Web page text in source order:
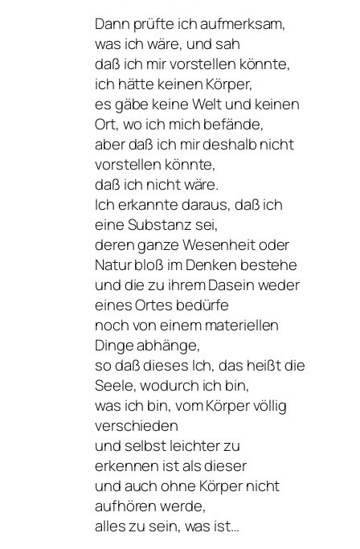
Dann prüfte ich aufmerksam,
was ich wäre, und sah
daß ich mir vorstellen könnte,
ich hätte keinen Körper,
es gäbe keine Welt und keinen
Ort, wo ich mich befände,
aber daß ich mir deshalb nicht
vorstellen könnte,
daß ich nicht wäre.
Ich erkannte daraus, daß ich
eine Substanz sei,
deren ganze Wesenheit oder
Natur bloß im Denken bestehe
und die zu ihrem Dasein weder
eines Ortes bedürfe
noch von einem materiellen
Dinge abhänge,
so daß dieses Ich, das heißt die
Seele, wodurch ich bin,
was ich bin, vom Körper völlig
verschieden
und selbst leichter zu
erkennen ist als dieser
und auch ohne Körper nicht
aufhören werde,
alles zu sein, was ist…